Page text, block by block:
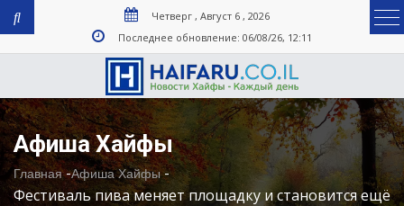
Четверг , Август 6 , 2026
Последнее обновление: 06/08/26, 12:11
Афиша Хайфы
Главная-Афиша Хайфы-
Фестиваль пива меняет площадку и становится ещё